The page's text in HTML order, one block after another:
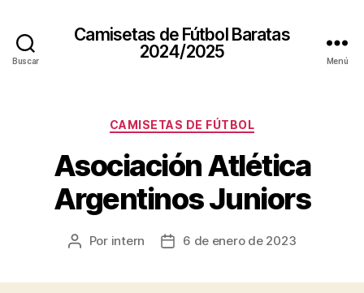
Buscar
Camisetas de Fútbol Baratas
2024/2025
Menú
Categorías
CAMISETAS DE FÚTBOL
Asociación Atlética
Argentinos Juniors
Autor
Por intern
Fecha6 de enero de 2023